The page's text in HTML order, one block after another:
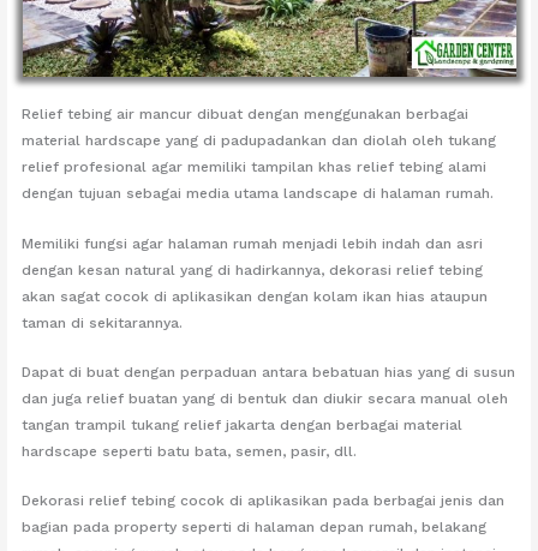
Relief tebing air mancur dibuat dengan menggunakan berbagai
material hardscape yang di padupadankan dan diolah oleh tukang
relief profesional agar memiliki tampilan khas relief tebing alami
dengan tujuan sebagai media utama landscape di halaman rumah.
Memiliki fungsi agar halaman rumah menjadi lebih indah dan asri
dengan kesan natural yang di hadirkannya, dekorasi relief tebing
akan sagat cocok di aplikasikan dengan kolam ikan hias ataupun
taman di sekitarannya.
Dapat di buat dengan perpaduan antara bebatuan hias yang di susun
dan juga relief buatan yang di bentuk dan diukir secara manual oleh
tangan trampil tukang relief jakarta dengan berbagai material
hardscape seperti batu bata, semen, pasir, dll.
Dekorasi relief tebing cocok di aplikasikan pada berbagai jenis dan
bagian pada property seperti di halaman depan rumah, belakang